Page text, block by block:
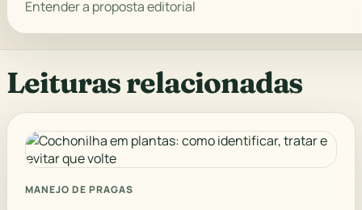
Entender a proposta editorial
Leituras relacionadas
MANEJO DE PRAGAS